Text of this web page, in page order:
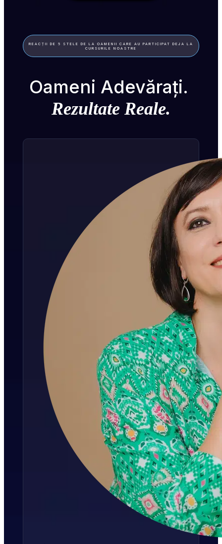
REACȚII DE 5 STELE DE LA OAMENII CARE AU PARTICIPAT DEJA LA
CURSURILE NOASTRE
Oameni Adevărați.
Rezultate Reale.